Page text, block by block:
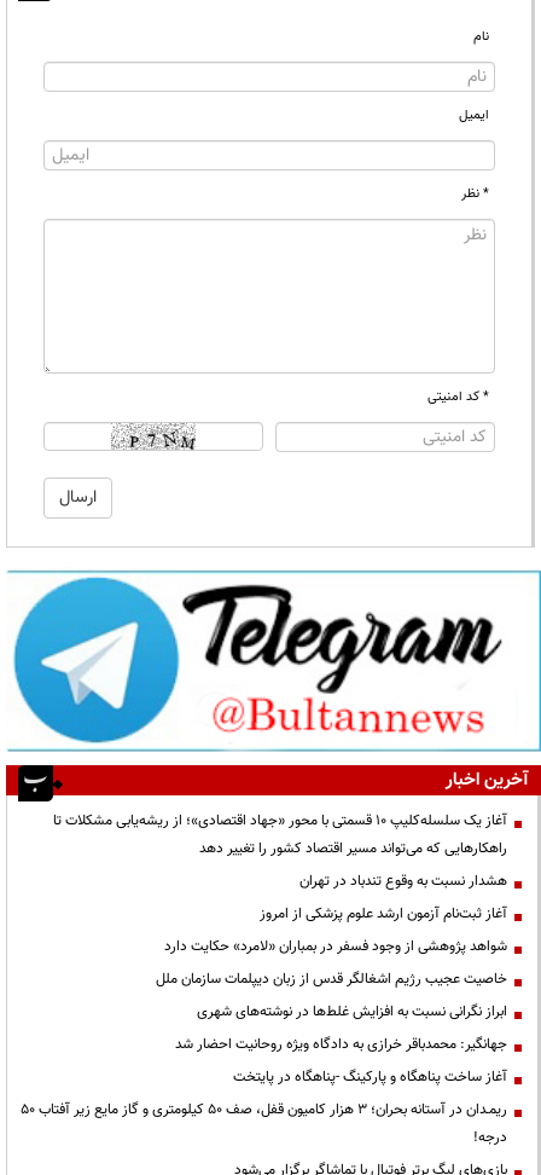
نام
ایمیل
* نظر
* کد امنیتی
آخرین اخبار
آغاز یک سلسله‌کلیپ ۱۰ قسمتی با محور «جهاد اقتصادی»؛ از ریشه‌یابی مشکلات تا
راهکارهایی که می‌تواند مسیر اقتصاد کشور را تغییر دهد
هشدار نسبت به وقوع تندباد در تهران
آغاز ثبت‌نام آزمون ارشد علوم پزشکی از امروز
شواهد پژوهشی از وجود فسفر در بمباران «لامرد» حکایت دارد
خاصیت عجیب رژیم اشغالگر قدس از زبان دیپلمات سازمان ملل
ابراز نگرانی نسبت به افزایش غلط‌ها در نوشته‌های شهری
جهانگیر: محمدباقر خرازی به دادگاه ویژه روحانیت احضار شد
آغاز ساخت پناهگاه و پارکینگ -پناهگاه در پایتخت
ریمـدان در آستانه بحران؛ ۳ هزار کامیون قفل، صف ۵۰ کیلومتری و گاز مایع زیر آفتاب ۵۰
درجه!
بازی‌های لیگ برتر فوتبال با تماشاگر برگزار می‌شود